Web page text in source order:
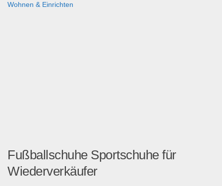
Wohnen & Einrichten
Fußballschuhe Sportschuhe für
Wiederverkäufer